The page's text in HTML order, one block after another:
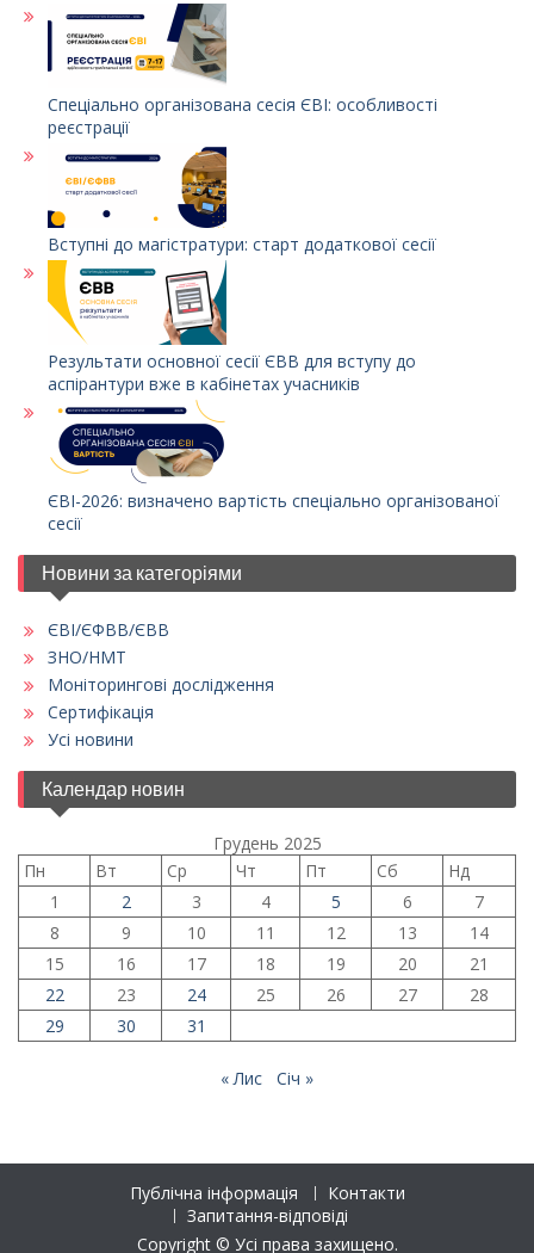
Спеціально організована сесія ЄВІ: особливості
реєстрації
Вступні до магістратури: старт додаткової сесії
Результати основної сесії ЄВВ для вступу до
аспірантури вже в кабінетах учасників
ЄВІ-2026: визначено вартість спеціально організованої
сесії
Новини за категоріями
ЄВІ/ЄФВВ/ЄВВ
ЗНО/НМТ
Моніторингові дослідження
Сертифікація
Усі новини
Календар новин
Грудень 2025
Пн
Вт Ср Чт Пт Сб
Нд
1
2 3 4 5 6
7
8
9 10 11 12 13
14
15
16 17 18 19 20
21
22
23 24 25 26 27
28
29
30 31
« Лис Січ »
Публічна інформація
Контакти
Запитання-відповіді
Copyright © Усі права захищено.